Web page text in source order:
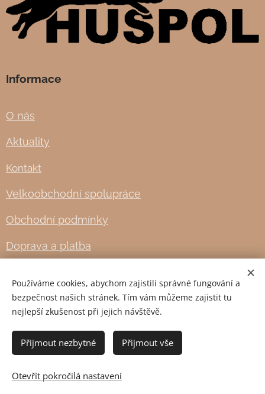
Do košíku
Informace
O nás
Aktuality
Kontakt
Velkoobchodní spolupráce
Obchodní podmínky
Doprava a platba
Cookies
Jazyky
English
Čeština
Používáme cookies, abychom zajistili správné fungování a
bezpečnost našich stránek. Tím vám můžeme zajistit tu
nejlepší zkušenost při jejich návštěvě.
Přijmout nezbytné Přijmout vše
Otevřít pokročilá nastavení